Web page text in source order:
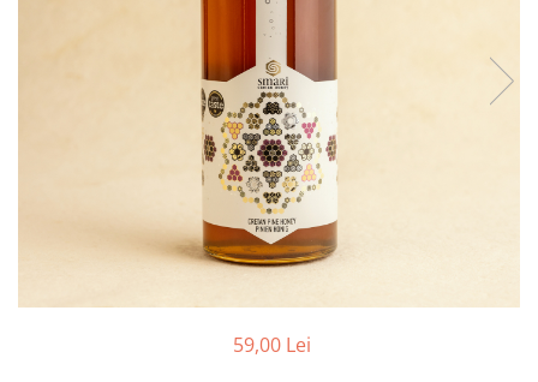
59,00 Lei